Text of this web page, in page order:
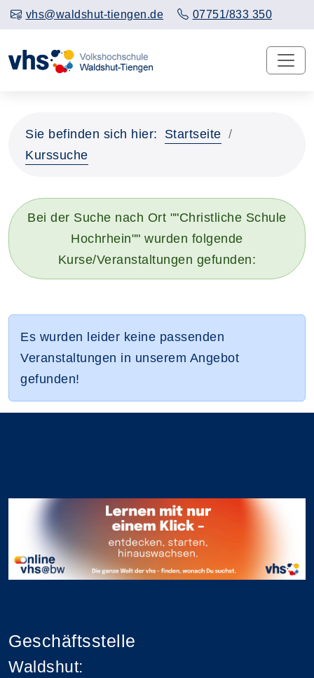
vhs@waldshut-tiengen.de 07751/833 350
Sie befinden sich hier:
Startseite
Kurssuche
Bei der Suche nach Ort ""Christliche Schule
Hochrhein"" wurden folgende
Kurse/Veranstaltungen gefunden:
Es wurden leider keine passenden
Veranstaltungen in unserem Angebot
gefunden!
Geschäftsstelle
Waldshut: